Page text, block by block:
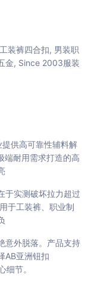
装裤四合扣, 男装职
金, Since 2003服装
供高可靠性辅料解
端耐用需求打造的高
于实测破坏拉力超过
于工装裤、职业制
意外脱落。产品支持
AB亚洲钮扣
节。